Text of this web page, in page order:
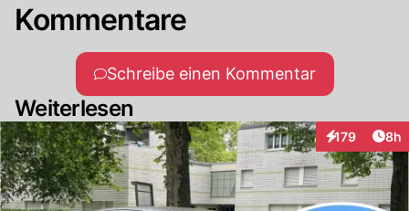
Kommentare
Schreibe einen Kommentar
Weiterlesen
179
Interaktionen
8h